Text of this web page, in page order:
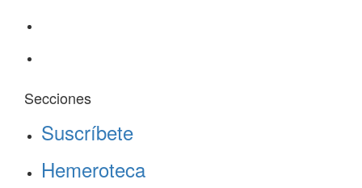
Secciones
Suscríbete
Hemeroteca